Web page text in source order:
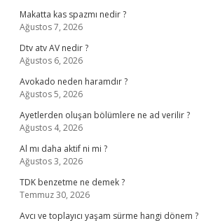
Makatta kas spazmı nedir ?
Ağustos 7, 2026
Dtv atv AV nedir ?
Ağustos 6, 2026
Avokado neden haramdır ?
Ağustos 5, 2026
Ayetlerden oluşan bölümlere ne ad verilir ?
Ağustos 4, 2026
Al mı daha aktif ni mi ?
Ağustos 3, 2026
TDK benzetme ne demek ?
Temmuz 30, 2026
Avcı ve toplayıcı yaşam sürme hangi dönem ?